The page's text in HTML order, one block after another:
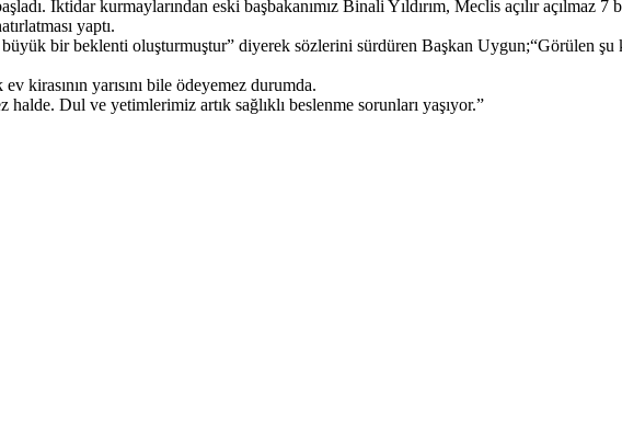
İktidar kurmaylarından eski başbakanımız Binali Yıldırım, Meclis açılır
yaptı.
bir beklenti oluşturmuştur” diyerek sözlerini sürdüren Başkan Uygun;“Görülen şu
kirasının yarısını bile ödeyemez durumda.
halde. Dul ve yetimlerimiz artık sağlıklı beslenme sorunları yaşıyor.”